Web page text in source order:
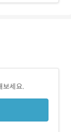
보세요.